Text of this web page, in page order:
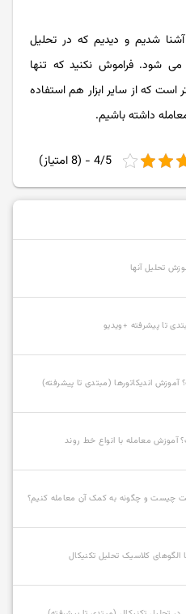
آشنا شدیم و دیدیم که در تحلیل
شود. فراموش نکنید که تنها
است که از سایر ابزار هم استفاده
داشته باشیم.
4/5 - (8 امتیاز)
تحلیل آنها
تا پیشرفته +ویدیو
آموزش اندیکاتورها (مبتدی تا پیشرفته)
معامله با انواع خط روند
چیست و چگونه به کمک آن معامله کنیم؟
الگوهای کلاسیک تحلیل تکنیکال